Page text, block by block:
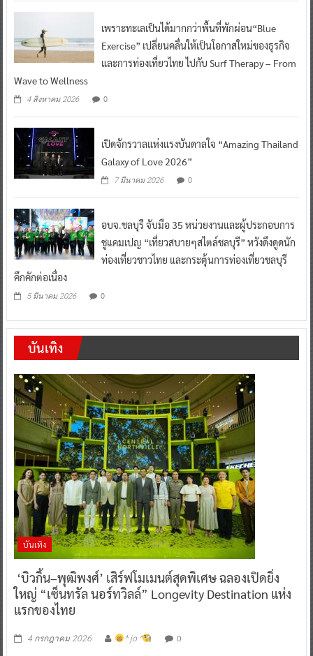
เพราะทะเลเป็นได้มากกว่าพื้นที่พักผ่อน“Blue
Exercise” เปลี่ยนคลื่นให้เป็นโอกาสใหม่ของธุรกิจ
และการท่องเที่ยวไทย ไปกับ Surf Therapy – From
Wave to Wellness
4 สิงหาคม 2026 0
เปิดจักรวาลแห่งแรงบันดาลใจ “Amazing Thailand
Galaxy of Love 2026”
7 มีนาคม 2026 0
อบจ.ชลบุรี จับมือ 35 หน่วยงานและผู้ประกอบการ
ชูแคมเปญ “เที่ยวสบายๆสไตล์ชลบุรี” หวังดึงดูดนัก
ท่องเที่ยวชาวไทย และกระตุ้นการท่องเที่ยวชลบุรี
คึกคักต่อเนื่อง
5 มีนาคม 2026 0
บันเทิง
บันเทิง
‘บิวกิ้น–พุฒิพงศ์’ เสิร์ฟโมเมนต์สุดพิเศษ ฉลองเปิดยิ่ง
ใหญ่ “เซ็นทรัล นอร์ทวิลล์” Longevity Destination แห่ง
แรกของไทย
4 กรกฎาคม 2026 ^ jo ^ 0